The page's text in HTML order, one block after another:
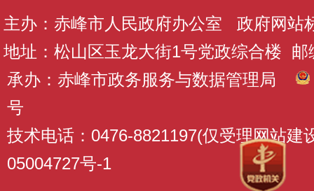
主办：赤峰市人民政府办公室 政府网站
地址：松山区玉龙大街1号党政综合楼 邮
承办：赤峰市政务服务与数据管理局
号
技术电话：0476-8821197(仅受理网站建
05004727号-1